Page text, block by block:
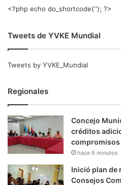
<?php echo do_shortcode(‘‘); ?>
Tweets de YVKE Mundial
Tweets by YVKE_Mundial
Regionales
Concejo
créditos
compromisos
hace 6 minutos
Inició plan de
Consejos